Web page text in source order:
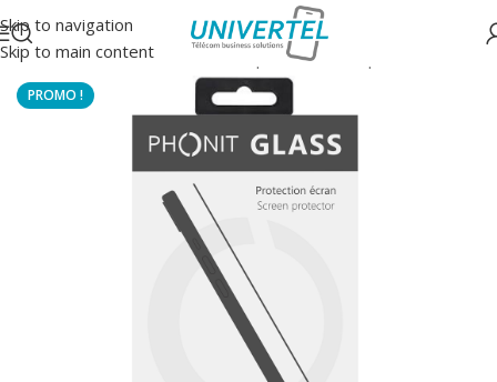
Skip to navigation
Skip to main content
Accueil/Protections Verre trempé 2.5D classique